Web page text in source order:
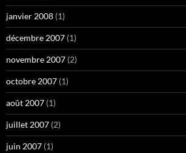
janvier 2008 (1)
décembre 2007 (1)
novembre 2007 (2)
octobre 2007 (1)
août 2007 (1)
juillet 2007 (2)
juin 2007 (1)